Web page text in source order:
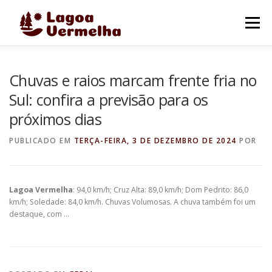
Menu
FALE CONOSCO
Chuvas e raios marcam frente fria no
Sul: confira a previsão para os
próximos dias
PUBLICADO EM TERÇA-FEIRA, 3 DE DEZEMBRO DE 2024 POR
Lagoa Vermelha: 94,0 km/h; Cruz Alta: 89,0 km/h; Dom Pedrito: 86,0
km/h; Soledade: 84,0 km/h. Chuvas Volumosas. A chuva também foi um
destaque, com …